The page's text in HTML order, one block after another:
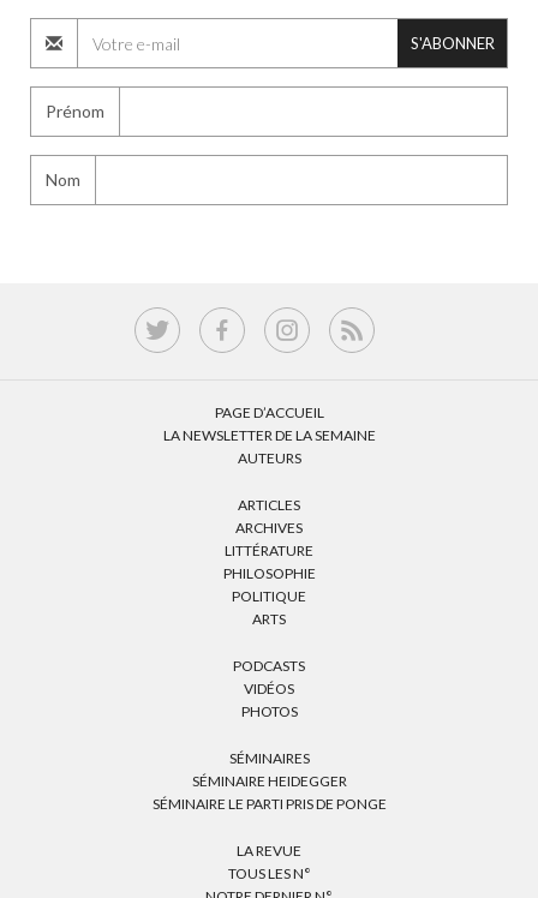
S'ABONNER
Prénom
Nom
PAGE D’ACCUEIL
LA NEWSLETTER DE LA SEMAINE
AUTEURS
ARTICLES
ARCHIVES
LITTÉRATURE
PHILOSOPHIE
POLITIQUE
ARTS
PODCASTS
VIDÉOS
PHOTOS
SÉMINAIRES
SÉMINAIRE HEIDEGGER
SÉMINAIRE LE PARTI PRIS DE PONGE
LA REVUE
TOUS LES N°